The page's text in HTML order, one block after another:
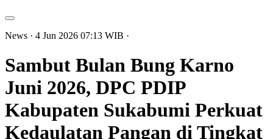
News · 4 Jun 2026 07:13 WIB ·
Sambut Bulan Bung Karno
Juni 2026, DPC PDIP
Kabupaten Sukabumi Perkuat
Kedaulatan Pangan di Tingkat